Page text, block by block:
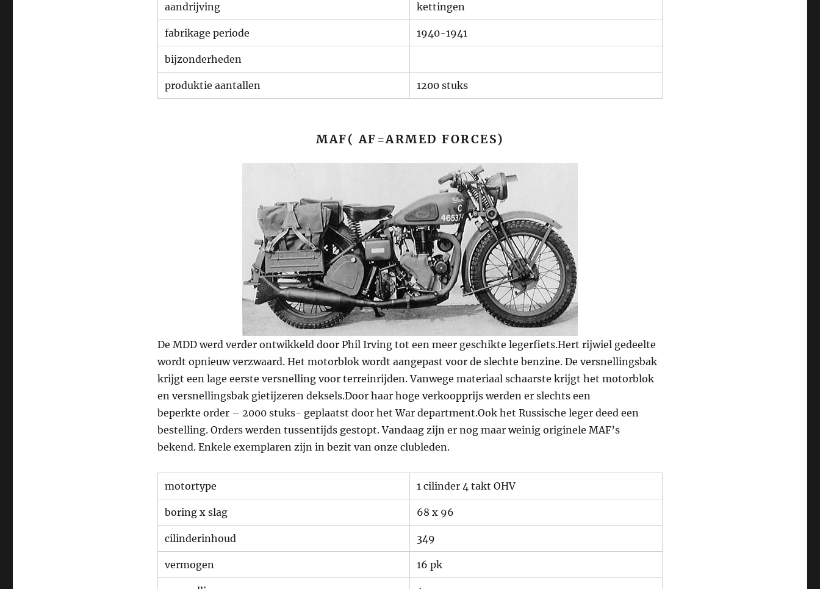
aandrijving kettingen
fabrikage periode 1940-1941
bijzonderheden
produktie aantallen 1200 stuks
MAF( AF=ARMED FORCES)
De MDD werd verder ontwikkeld door Phil Irving tot een meer geschikte legerfiets.Hert rijwiel gedeelte
wordt opnieuw verzwaard. Het motorblok wordt aangepast voor de slechte benzine. De versnellingsbak
krijgt een lage eerste versnelling voor terreinrijden. Vanwege materiaal schaarste krijgt het motorblok
en versnellingsbak gietijzeren deksels.Door haar hoge verkoopprijs werden er slechts een
beperkte order – 2000 stuks- geplaatst door het War department.Ook het Russische leger deed een
bestelling. Orders werden tussentijds gestopt. Vandaag zijn er nog maar weinig originele MAF’s
bekend. Enkele exemplaren zijn in bezit van onze clubleden.
motortype 1 cilinder 4 takt OHV
boring x slag 68 x 96
cilinderinhoud 349
vermogen 16 pk